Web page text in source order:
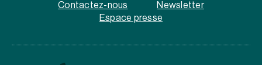
Contactez-nous
Newsletter
Espace presse